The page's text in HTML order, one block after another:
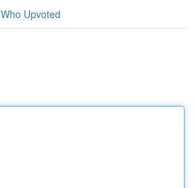
Who Upvoted